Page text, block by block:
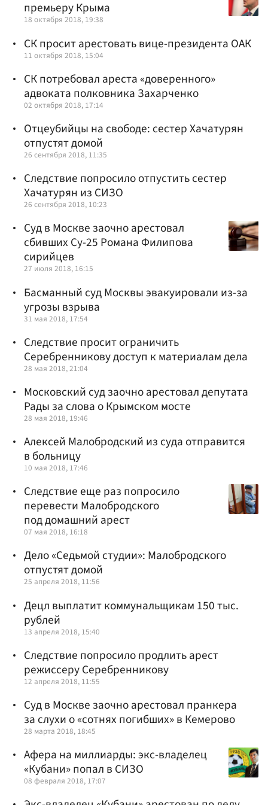
премьеру Крыма
18 октября 2018, 19:38
СК просит арестовать вице-президента ОАК
11 октября 2018, 15:04
СК потребовал ареста «доверенного»
адвоката полковника Захарченко
02 октября 2018, 17:14
Отцеубийцы на свободе: сестер Хачатурян
отпустят домой
26 сентября 2018, 11:35
Следствие попросило отпустить сестер
Хачатурян из СИЗО
26 сентября 2018, 10:23
Суд в Москве заочно арестовал
сбивших Су-25 Романа Филипова
сирийцев
27 июля 2018, 16:15
Басманный суд Москвы эвакуировали из-за
угрозы взрыва
31 мая 2018, 17:54
Следствие просит ограничить
Серебренникову доступ к материалам дела
28 мая 2018, 21:04
Московский суд заочно арестовал депутата
Рады за слова о Крымском мосте
28 мая 2018, 19:46
Алексей Малобродский из суда отправится
в больницу
10 мая 2018, 17:46
Следствие еще раз попросило
перевести Малобродского
под домашний арест
07 мая 2018, 16:18
Дело «Седьмой студии»: Малобродского
отпустят домой
25 апреля 2018, 11:56
Децл выплатит коммунальщикам 150 тыс.
рублей
13 апреля 2018, 15:40
Следствие попросило продлить арест
режиссеру Серебренникову
12 апреля 2018, 11:55
Суд в Москве заочно арестовал пранкера
за слухи о «сотнях погибших» в Кемерово
28 марта 2018, 18:45
Афера на миллиарды: экс-владелец
«Кубани» попал в СИЗО
08 февраля 2018, 17:07